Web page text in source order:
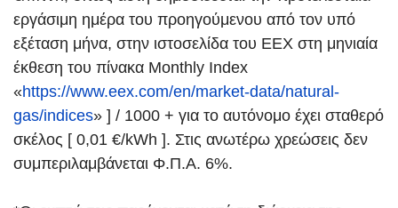
εργάσιμη ημέρα του προηγούμενου από τον υπό
εξέταση μήνα, στην ιστοσελίδα του EEX στη μηνιαία
έκθεση του πίνακα Monthly Index
«https://www.eex.com/en/market-data/natural-
gas/indices» ] / 1000 + για το αυτόνομο έχει σταθερό
σκέλος [ 0,01 €/kWh ]. Στις ανωτέρω χρεώσεις δεν
συμπεριλαμβάνεται Φ.Π.Α. 6%.